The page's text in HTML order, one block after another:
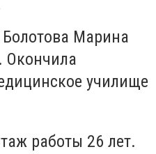
Марина
Окончила
училище
работы 26 лет.